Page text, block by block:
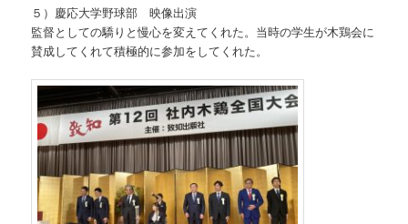
５）慶応大学野球部 映像出演
監督としての驕りと慢心を変えてくれた。当時の学生が木鶏会に
賛成してくれて積極的に参加をしてくれた。